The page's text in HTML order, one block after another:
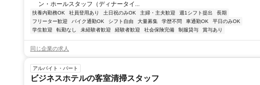
ン・ホールスタッフ（ディナータイ...
扶養内勤務OK 社員登用あり 土日祝のみOK 主婦・主夫歓迎 週1シフト提出
長期
フリーター歓迎
バイク通勤OK シフト自由 大量募集 学歴不問 車通勤OK
平日のみOK
学生歓迎
転勤なし 未経験者歓迎 経験者歓迎 社会保険完備 制服貸与 賞与あり
同じ企業の求人
アルバイト・パート
ビジネスホテルの客室清掃スタッフ